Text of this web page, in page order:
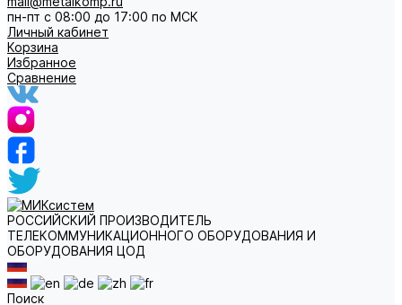
пн-пт с 08:00 до 17:00 по МСК
Личный кабинет
Корзина
Избранное
Сравнение
РОССИЙСКИЙ ПРОИЗВОДИТЕЛЬ
ТЕЛЕКОММУНИКАЦИОННОГО ОБОРУДОВАНИЯ И
ОБОРУДОВАНИЯ ЦОД
Поиск